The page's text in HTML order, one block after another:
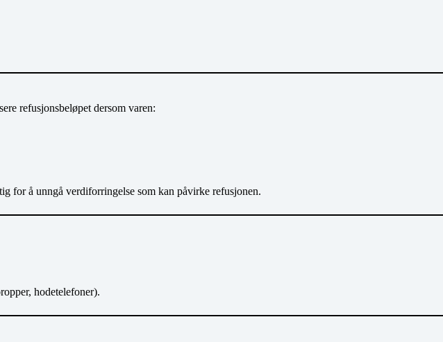
refusjonsbeløpet dersom varen:
for å unngå verdiforringelse som kan påvirke refusjonen.
hodetelefoner).